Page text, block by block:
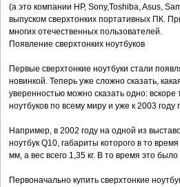
(а это компании HP, Sony,Toshiba, Asus,
выпуском сверхтонких портативных ПК.
многих отечественных пользователей.
Появление сверхтонких ноутбуков
Первые сверхтонкие ноутбуки стали
новинкой. Теперь уже сложно сказать,
уверенностью можно сказать одно:
ноутбуков по всему миру и уже к 2003
Например, в 2002 году на одной из
ноутбук Q10, габариты которого в то
мм, а вес всего 1,35 кг. В то время это
Первоначально купить сверхтонкие